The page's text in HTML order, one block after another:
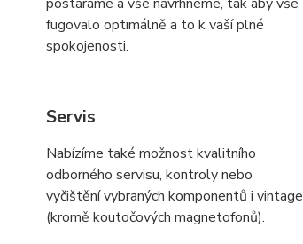
fugovalo optimálně a to k vaší plné
spokojenosti.
Servis
Nabízíme také možnost kvalitního
odborného servisu, kontroly nebo
vyčištění vybraných komponentů i vintage
(kromě koutočových magnetofonů).